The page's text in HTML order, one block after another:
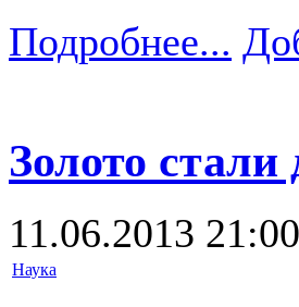
Подробнее...
Золото
11.06.2013
Наука